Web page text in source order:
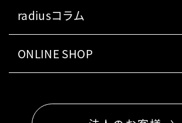
radiusコラム
ONLINE SHOP